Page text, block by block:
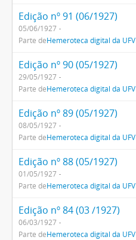
Edição nº 91 (06/1927)
05/06/1927
Parte deHemeroteca digital da UFV
Edição nº 90 (05/1927)
29/05/1927
Parte deHemeroteca digital da UFV
Edição nº 89 (05/1927)
08/05/1927
Parte deHemeroteca digital da UFV
Edição nº 88 (05/1927)
01/05/1927
Parte deHemeroteca digital da UFV
Edição nº 84 (03 /1927)
06/03/1927
Parte deHemeroteca digital da UFV